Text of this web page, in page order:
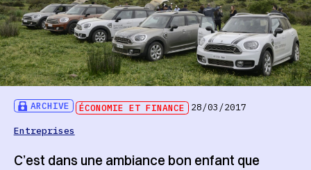
ARCHIVE ÉCONOMIE ET FINANCE
28/03/2017
Entreprises
C’est dans une ambiance bon enfant que